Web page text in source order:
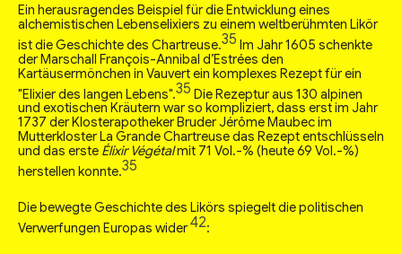
Ein herausragendes Beispiel für die Entwicklung eines
alchemistischen Lebenselixiers zu einem weltberühmten Likör
ist die Geschichte des Chartreuse.35 Im Jahr 1605 schenkte
der Marschall François-Annibal d’Estrées den
Kartäusermönchen in Vauvert ein komplexes Rezept für ein
"Elixier des langen Lebens".35 Die Rezeptur aus 130 alpinen
und exotischen Kräutern war so kompliziert, dass erst im Jahr
1737 der Klosterapotheker Bruder Jérôme Maubec im
Mutterkloster La Grande Chartreuse das Rezept entschlüsseln
und das erste Élixir Végétalmit 71 Vol.-% (heute 69 Vol.-%)
herstellen konnte.35
Die bewegte Geschichte des Likörs spiegelt die politischen
Verwerfungen Europas wider42: